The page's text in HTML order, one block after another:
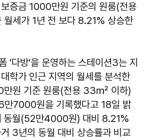
증금 1000만원 기준의 원룸(전용
세가 1년 전 보다 8.21% 상승한
'다방'을 운영하는 스테이션3는 지
학가 인근 지역의 월세를 분석한
만원 기준 원룸(전용 33㎡ 이하)
만7000원을 기록했다고 18일 밝
동월(52만4000원) 대비 8.21%
3년의 동월 대비 상승률과 비교